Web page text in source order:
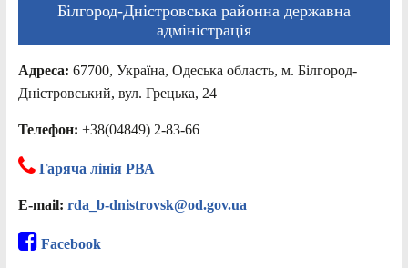
Білгород-Дністровська районна державна
адміністрація
Адреса: 67700, Україна, Одеська область, м. Білгород-
Дністровський, вул. Грецька, 24
Телефон: +38(04849) 2-83-66
Гаряча лінія РВА
E-mail: rda_b-dnistrovsk@od.gov.ua
Facebook